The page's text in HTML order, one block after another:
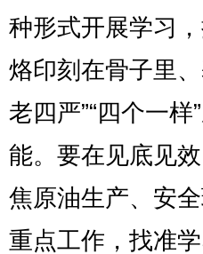
种形式开展学习
烙印刻在骨子里
老四严”“四个一
能。要在见底见
焦原油生产、安
重点工作，找准